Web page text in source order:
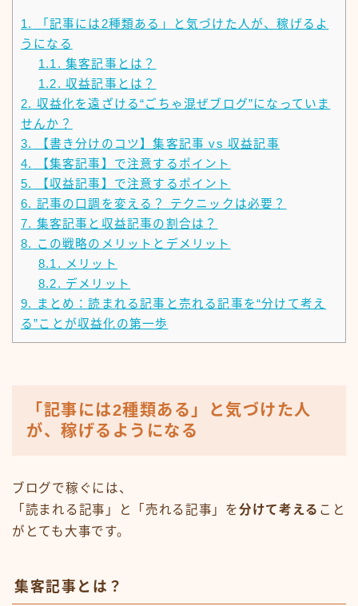
1.
「記事には2種類ある」と気づけた人が、稼げるよ
うになる
1.1. 集客記事とは？
1.2. 収益記事とは？
2. 収益化を遠ざける“ごちゃ混ぜブログ”になっていま
せんか？
3.
【書き分けのコツ】集客記事 vs 収益記事
4.
【集客記事】で注意するポイント
5.
【収益記事】で注意するポイント
6. 記事の口調を変える？ テクニックは必要？
7. 集客記事と収益記事の割合は？
8.
この戦略のメリットとデメリット
8.1.
メリット
8.2. デメリット
9.
まとめ：読まれる記事と売れる記事を“分けて考え
る”ことが収益化の第一歩
「記事には2種類ある」と気づけた人
が、稼げるようになる
ブログで稼ぐには、
「読まれる記事」と「売れる記事」を分けて考える こと
がとても大事です。
集客記事とは？